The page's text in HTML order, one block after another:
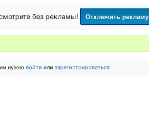
без рекламы! Отключить рекламу
нужно войти или зарегистрироваться